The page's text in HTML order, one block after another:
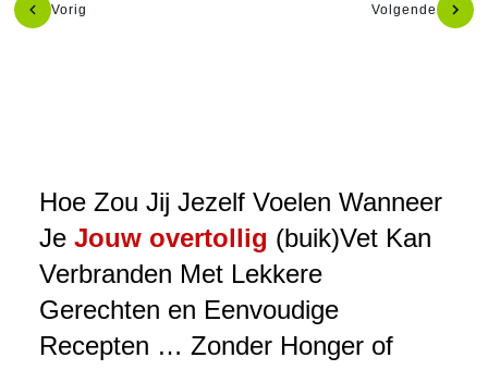
Vorig Volgende
Hoe Zou Jij Jezelf Voelen Wanneer
Je Jouw overtollig (buik)Vet Kan
Verbranden Met Lekkere
Gerechten en Eenvoudige
Recepten … Zonder Honger of